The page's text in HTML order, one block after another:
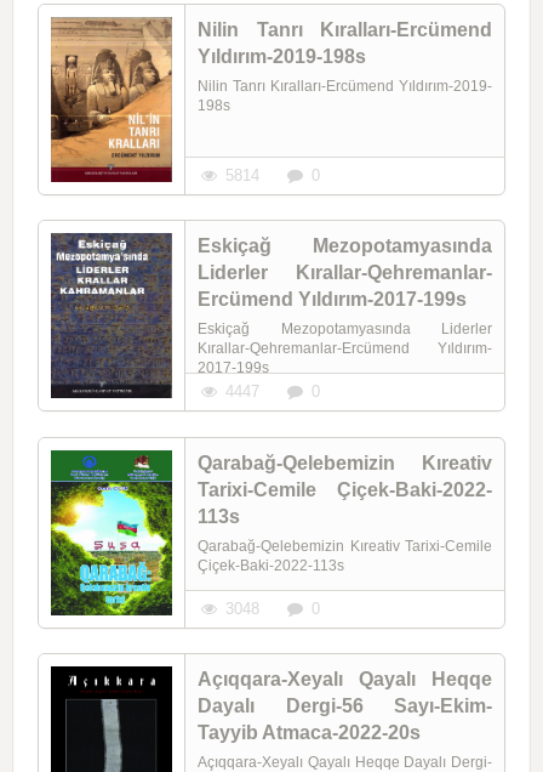
Nilin Tanrı Kıralları-Ercümend
Yıldırım-2019-198s
Nilin Tanrı Kıralları-Ercümend Yıldırım-2019-
198s
5814 0
Eskiçağ Mezopotamyasında
Liderler Kırallar-Qehremanlar-
Ercümend Yıldırım-2017-199s
Eskiçağ Mezopotamyasında Liderler
Kırallar-Qehremanlar-Ercümend Yıldırım-
2017-199s
4447 0
Qarabağ-Qelebemizin Kıreativ
Tarixi-Cemile Çiçek-Baki-2022-
113s
Qarabağ-Qelebemizin Kıreativ Tarixi-Cemile
Çiçek-Baki-2022-113s
3048 0
Açıqqara-Xeyalı Qayalı Heqqe
Dayalı Dergi-56 Sayı-Ekim-
Tayyib Atmaca-2022-20s
Açıqqara-Xeyalı Qayalı Heqqe Dayalı Dergi-